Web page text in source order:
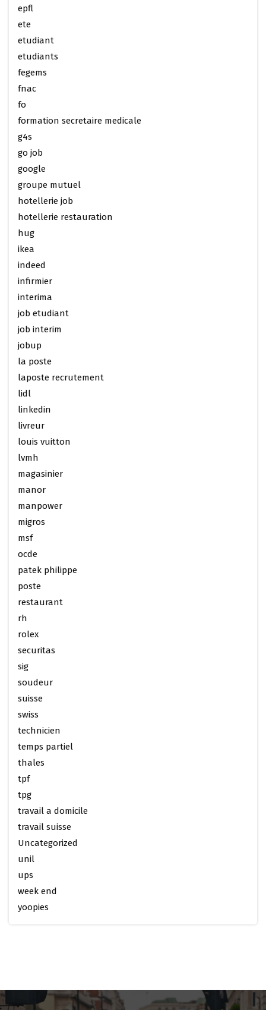
epfl
ete
etudiant
etudiants
fegems
fnac
fo
formation secretaire medicale
g4s
go job
google
groupe mutuel
hotellerie job
hotellerie restauration
hug
ikea
indeed
infirmier
interima
job etudiant
job interim
jobup
la poste
laposte recrutement
lidl
linkedin
livreur
louis vuitton
lvmh
magasinier
manor
manpower
migros
msf
ocde
patek philippe
poste
restaurant
rh
rolex
securitas
sig
soudeur
suisse
swiss
technicien
temps partiel
thales
tpf
tpg
travail a domicile
travail suisse
Uncategorized
unil
ups
week end
yoopies